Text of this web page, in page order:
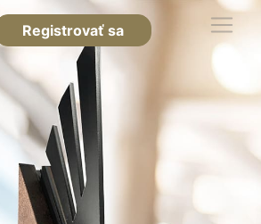
Registrovať sa